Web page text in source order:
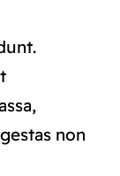
non